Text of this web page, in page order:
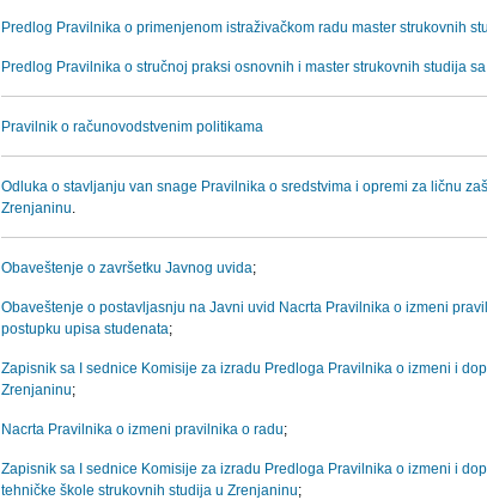
Predlog Pravilnika o primenjenom istraživačkom radu master strukovnih
Predlog Pravilnika o stručnoj praksi osnovnih i master strukovnih studija
Pravilnik o računovodstvenim politikama
Odluka o stavljanju van snage Pravilnika o sredstvima i opremi za ličnu
Zrenjaninu.
Obaveštenje o završetku Javnog uvida;
Obaveštenje o postavljasnju na Javni uvid Nacrta Pravilnika o izmeni
postupku upisa studenata;
Zapisnik sa I sednice Komisije za izradu Predloga Pravilnika o izmeni i
Zrenjaninu;
Nacrta Pravilnika o izmeni pravilnika o radu;
Zapisnik sa I sednice Komisije za izradu Predloga Pravilnika o izmeni i
tehničke škole strukovnih studija u Zrenjaninu;